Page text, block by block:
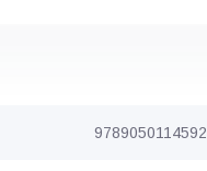
9789050114592